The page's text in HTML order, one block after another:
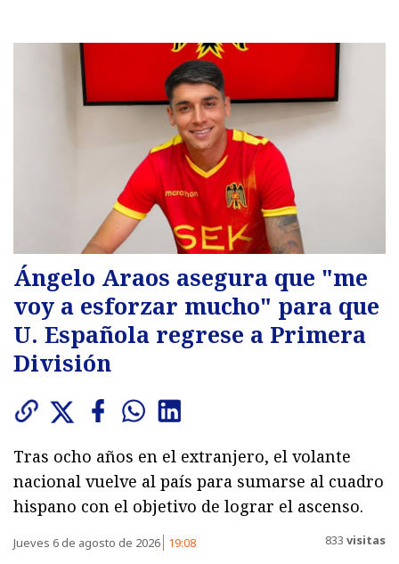
Ángelo Araos asegura que "me
voy a esforzar mucho" para que
U. Española regrese a Primera
División
Tras ocho años en el extranjero, el volante
nacional vuelve al país para sumarse al cuadro
hispano con el objetivo de lograr el ascenso.
Jueves 6 de agosto de 2026 19:08 833 visitas